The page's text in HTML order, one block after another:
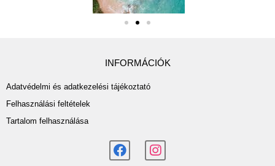
INFORMÁCIÓK
Adatvédelmi és adatkezelési tájékoztató
Felhasználási feltételek
Tartalom felhasználása